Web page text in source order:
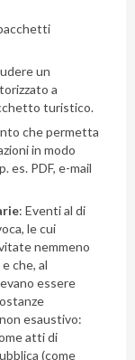
un
a
turistico.
che permetta
in modo
es. PDF, e-mail
: Eventi al di
le cui
nemmeno
che, al
essere
esaustivo:
atti di
(come